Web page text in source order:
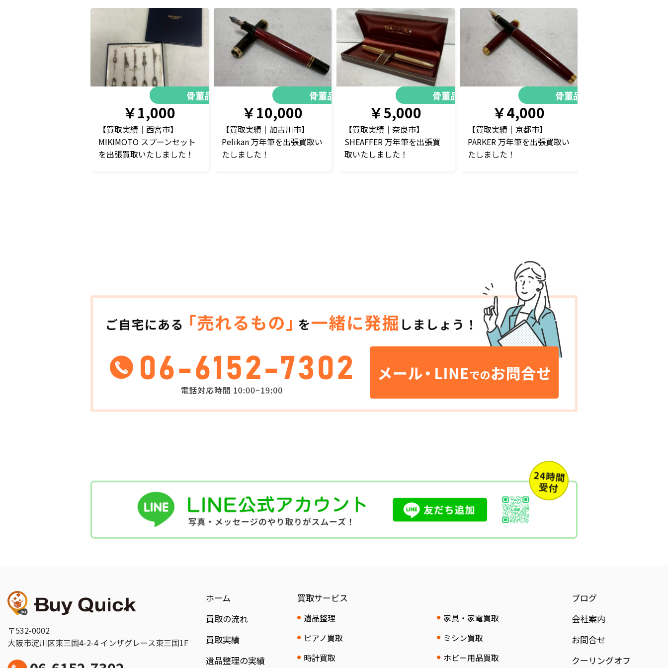
骨董品
￥1,000
【買取実績｜西宮市】
MIKIMOTO スプーンセット
を出張買取いたしました！
骨董品
￥10,000
【買取実績｜加古川市】
Pelikan 万年筆を出張買取い
たしました！
骨董品
￥5,000
【買取実績｜奈良市】
SHEAFFER 万年筆を出張買
取いたしました！
骨董品
￥4,000
【買取実績｜京都市】
PARKER 万年筆を出張買取い
たしました！
〒532-0002
大阪市淀川区東三国4-2-4 インザグレース東三国1F
ホーム
買取の流れ
買取実績
遺品整理の実績
買取サービス
遺品整理
家具・家電買取
ピアノ買取
ミシン買取
時計買取
ホビー用品買取
ブログ
会社案内
お問合せ
クーリングオフ